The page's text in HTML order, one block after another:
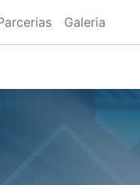
Galeria